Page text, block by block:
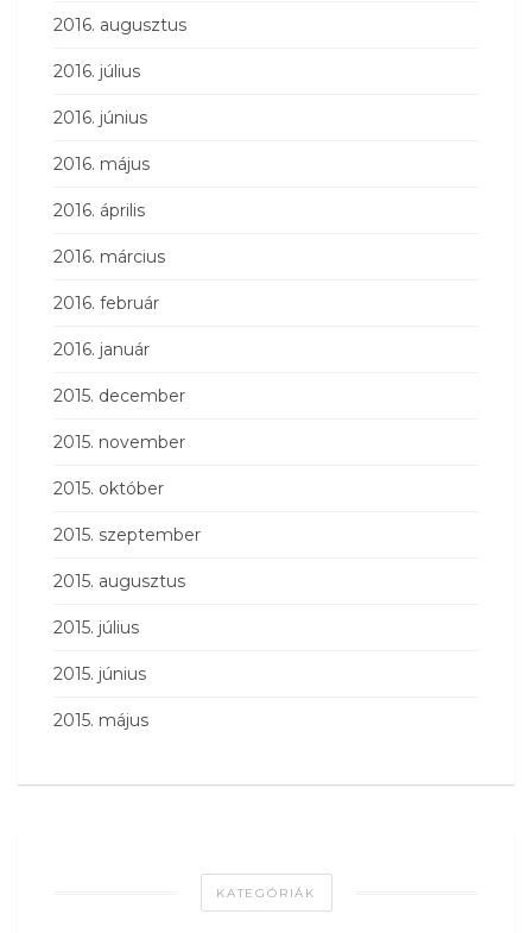
2016. augusztus
2016. július
2016. június
2016. május
2016. április
2016. március
2016. február
2016. január
2015. december
2015. november
2015. október
2015. szeptember
2015. augusztus
2015. július
2015. június
2015. május
KATEGÓRIÁK